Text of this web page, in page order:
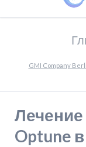
GMI Company
Optune